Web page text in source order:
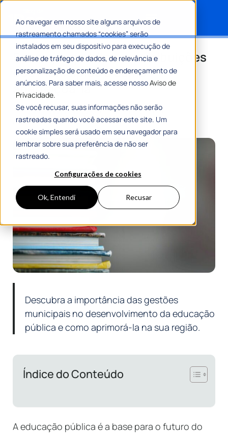
Ao navegar em nosso site alguns arquivos de
rastreamento chamados “cookies” serão
instalados em seu dispositivo para execução de
análise de tráfego de dados, de relevância e
personalização de conteúdo e endereçamento de
anúncios. Para saber mais, acesse nossoAviso de
Privacidade.
Se você recusar, suas informações não serão
rastreadas quando você acessar este site. Um
cookie simples será usado em seu navegador para
lembrar sobre sua preferência de não ser
rastreado.
Configurações de cookies
Ok, Entendi Recusar
Educação pública: as atribuições
dos municípios e como
aperfeiçoá-la
Por Maria Flávia Tavares
19 Junho 2024
6 Min De Leitura
Descubra a importância das gestões
municipais no desenvolvimento da educação
pública e como aprimorá-la na sua região.
Índice do Conteúdo
A educação pública é a base para o futuro do